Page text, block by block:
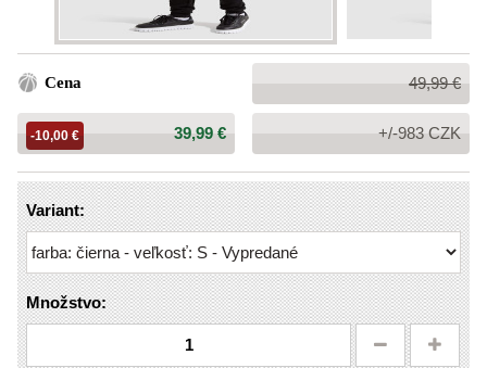
Cena
Bežná
cena:
49,99 €
Cena:
39,99 €
-10,00 € +/-983 CZK
Variant:
Množstvo: